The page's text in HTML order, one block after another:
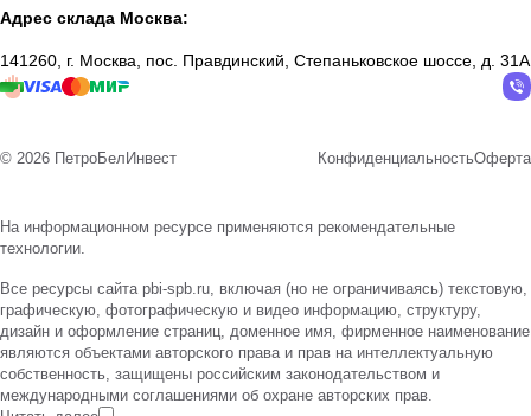
Адрес склада Москва:
141260, г. Москва, пос. Правдинский, Степаньковское шоссе, д. 31А
© 2026 ПетроБелИнвест КонфиденциальностьОферта
На информационном ресурсе применяются рекомендательные
технологии.
Все ресурсы сайта pbi-spb.ru, включая (но не ограничиваясь) текстовую,
графическую, фотографическую и видео информацию, структуру,
дизайн и оформление страниц, доменное имя, фирменное наименование
являются объектами авторского права и прав на интеллектуальную
собственность, защищены российским законодательством и
международными соглашениями об охране авторских прав.